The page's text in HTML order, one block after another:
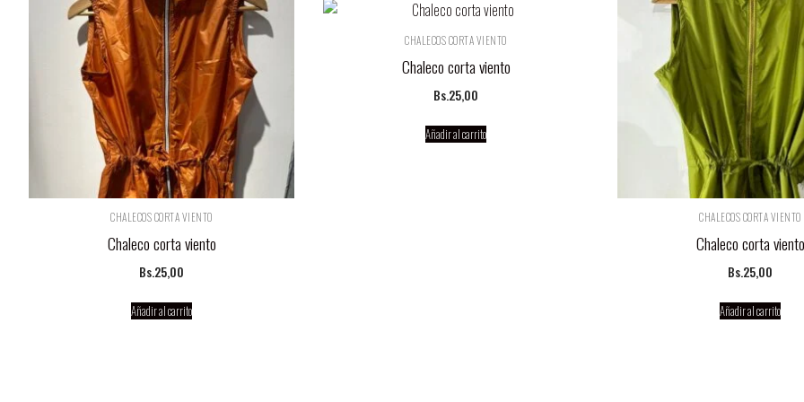
CHALECOS CORTA VIENTO
Chaleco corta viento
Bs.25,00
Añadir al carrito
CHALECOS CORTA VIENTO
Chaleco corta viento
Bs.25,00
Añadir al carrito
CHALECOS CORTA VIENTO
Chaleco corta viento
Bs.25,00
Añadir al carrito